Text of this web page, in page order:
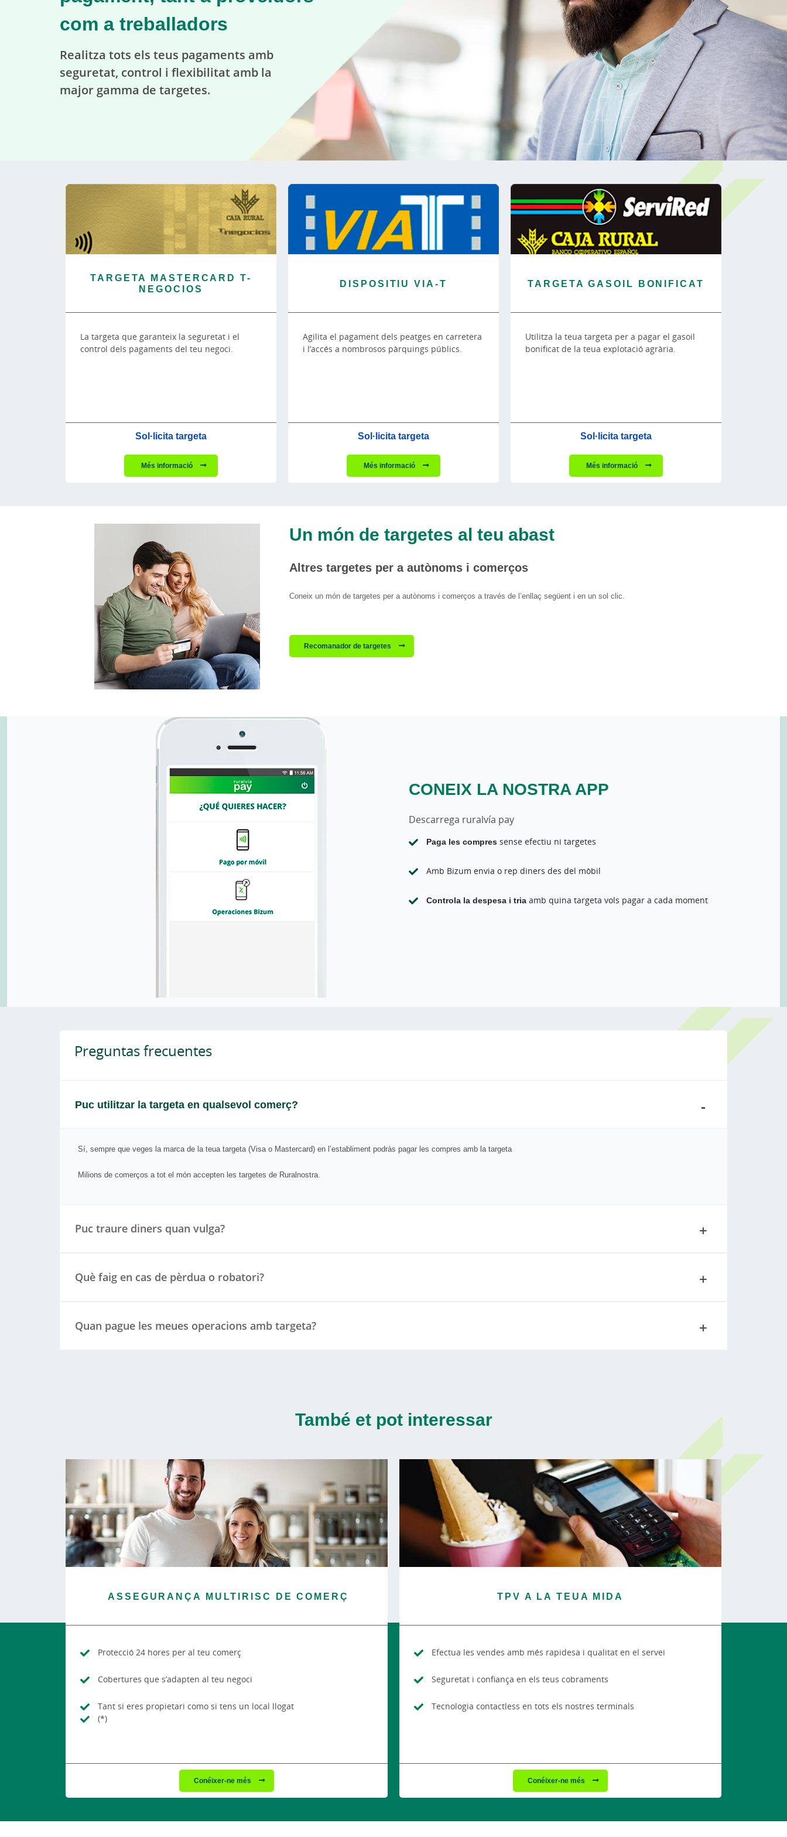
com a treballadors
Realitza tots els teus pagaments amb
seguretat, control i flexibilitat amb la
major gamma de targetes.
TARGETA MASTERCARD T-
NEGOCIOS
La targeta que garanteix la seguretat i el
control dels pagaments del teu negoci.
Sol·licita targeta
Més informació
DISPOSITIU VIA-T
Agilita el pagament dels peatges en carretera
i l’accés a nombrosos pàrquings públics.
Sol·licita targeta
Més informació
TARGETA GASOIL BONIFICAT
Utilitza la teua targeta per a pagar el gasoil
bonificat de la teua explotació agrària.
Sol·licita targeta
Més informació
Un món de targetes al teu abast
Altres targetes per a autònoms i comerços
Coneix un món de targetes per a autònoms i comerços a través de l’enllaç següent i en un sol clic.
Recomanador de targetes
CONEIX LA NOSTRA APP
Descarrega ruralvía pay
Paga les compres sense efectiu ni targetes
Amb Bizum envia o rep diners des del mòbil
Controla la despesa i tria amb quina targeta vols pagar a cada moment
Preguntas frecuentes
Puc utilitzar la targeta en qualsevol comerç?
Sí, sempre que veges la marca de la teua targeta (Visa o Mastercard) en l’establiment podràs pagar les compres amb la targeta
Milions de comerços a tot el món accepten les targetes de Ruralnostra.
Puc traure diners quan vulga?
Què faig en cas de pèrdua o robatori?
Quan pague les meues operacions amb targeta?
També et pot interessar
ASSEGURANÇA MULTIRISC DE COMERÇ
Protecció 24 hores per al teu comerç
Cobertures que s’adapten al teu negoci
Tant si eres propietari como si tens un local llogat
(*)
Conéixer-ne més
TPV A LA TEUA MIDA
Efectua les vendes amb més rapidesa i qualitat en el servei
Seguretat i confiança en els teus cobraments
Tecnologia contactless en tots els nostres terminals
Conéixer-ne més